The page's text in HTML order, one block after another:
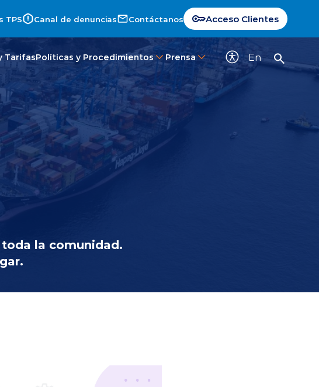
TPS Canal de denuncias Contáctanos Acceso Clientes
TarifasPolíticas y Procedimientos Prensa En
la comunidad.